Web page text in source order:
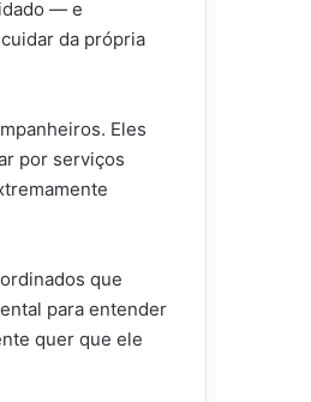
— e
da própria
Eles
por serviços
que
para entender
quer que ele